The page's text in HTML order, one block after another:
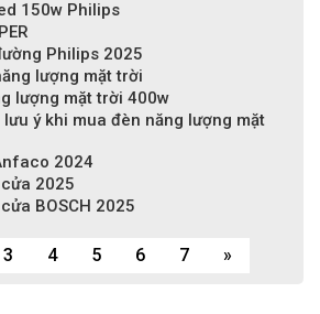
150w Philips
Philips 2025
lượng mặt trời
lượng mặt trời 400w
ý khi mua đèn năng lượng mặt
2024
2025
BOSCH 2025
3 4 5 6 7 »